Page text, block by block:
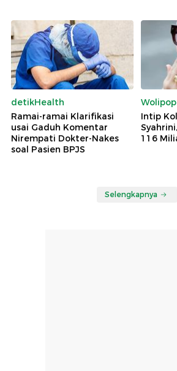
detikHealth
Ramai-ramai Klarifikasi
usai Gaduh Komentar
Nirempati Dokter-Nakes
soal Pasien BPJS
Wolipop
Intip
116
Selengkapnya